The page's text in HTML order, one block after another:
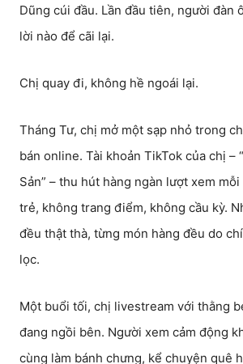
Dũng cúi đầu. Lần đầu tiên, người đàn
lời nào để cãi lại.
Chị quay đi, không hề ngoái lại.
Tháng Tư, chị mở một sạp nhỏ trong
bán online. Tài khoản TikTok của chị –
Sản” – thu hút hàng ngàn lượt xem
trẻ, không trang điểm, không cầu kỳ.
đều thật thà, từng món hàng đều do
lọc.
Một buổi tối, chị livestream với thằng
đang ngồi bên. Người xem cảm động
cùng làm bánh chưng, kể chuyện quê